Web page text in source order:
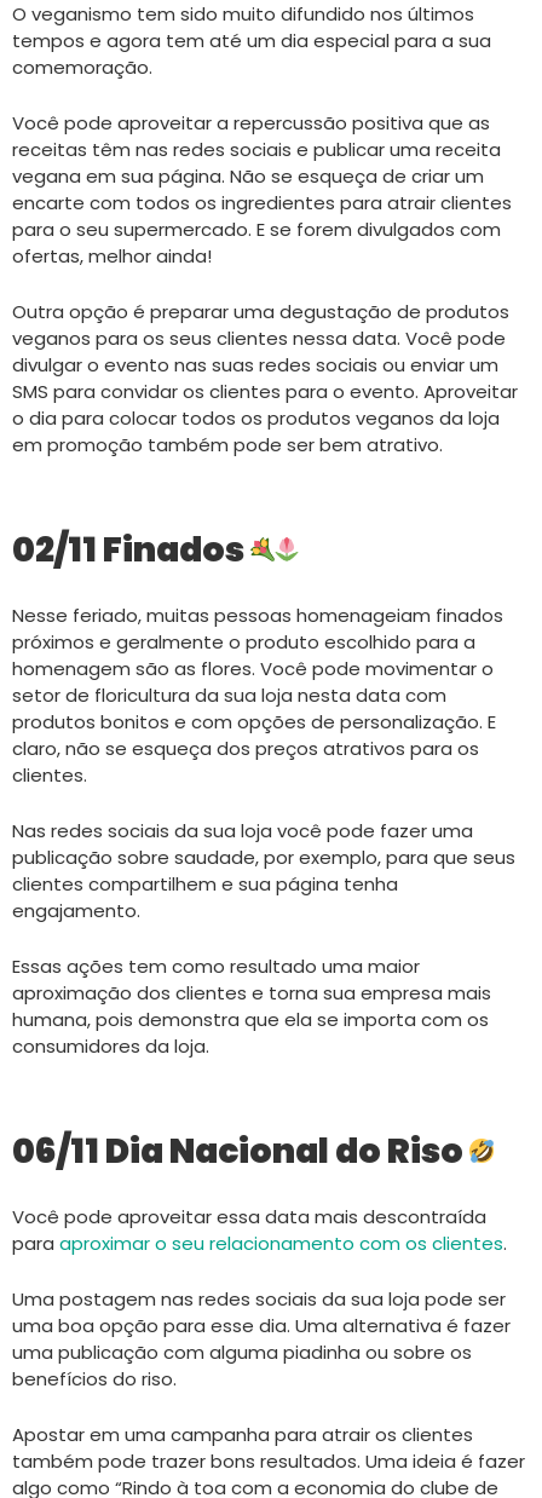
O veganismo tem sido muito difundido nos últimos
tempos e agora tem até um dia especial para a sua
comemoração.
Você pode aproveitar a repercussão positiva que as
receitas têm nas redes sociais e publicar uma receita
vegana em sua página. Não se esqueça de criar um
encarte com todos os ingredientes para atrair clientes
para o seu supermercado. E se forem divulgados com
ofertas, melhor ainda!
Outra opção é preparar uma degustação de produtos
veganos para os seus clientes nessa data. Você pode
divulgar o evento nas suas redes sociais ou enviar um
SMS para convidar os clientes para o evento. Aproveitar
o dia para colocar todos os produtos veganos da loja
em promoção também pode ser bem atrativo.
02/11 Finados
Nesse feriado, muitas pessoas homenageiam finados
próximos e geralmente o produto escolhido para a
homenagem são as flores. Você pode movimentar o
setor de floricultura da sua loja nesta data com
produtos bonitos e com opções de personalização. E
claro, não se esqueça dos preços atrativos para os
clientes.
Nas redes sociais da sua loja você pode fazer uma
publicação sobre saudade, por exemplo, para que seus
clientes compartilhem e sua página tenha
engajamento.
Essas ações tem como resultado uma maior
aproximação dos clientes e torna sua empresa mais
humana, pois demonstra que ela se importa com os
consumidores da loja.
06/11 Dia Nacional do Riso
Você pode aproveitar essa data mais descontraída
para aproximar o seu relacionamento com os clientes.
Uma postagem nas redes sociais da sua loja pode ser
uma boa opção para esse dia. Uma alternativa é fazer
uma publicação com alguma piadinha ou sobre os
benefícios do riso.
Apostar em uma campanha para atrair os clientes
também pode trazer bons resultados. Uma ideia é fazer
algo como “Rindo à toa com a economia do clube de